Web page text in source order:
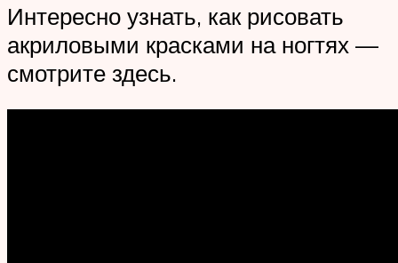
Интересно узнать, как рисовать
акриловыми красками на ногтях —
смотрите здесь.